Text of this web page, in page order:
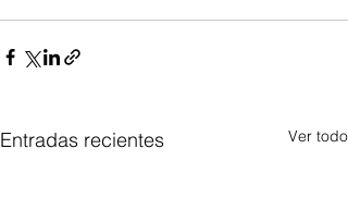
Entradas recientes Ver todo